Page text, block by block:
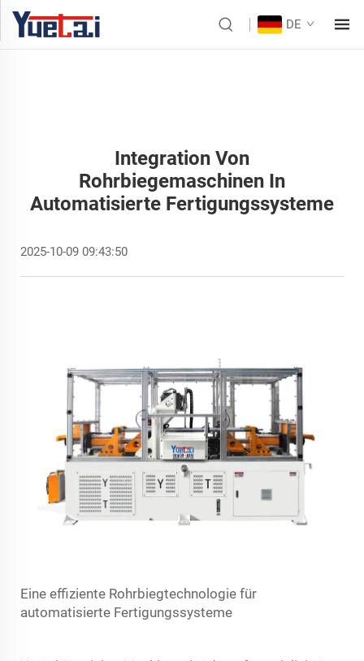
DE
Integration Von
Rohrbiegemaschinen In
Automatisierte Fertigungssysteme
2025-10-09 09:43:50
Eine effiziente Rohrbiegtechnologie für
automatisierte Fertigungssysteme